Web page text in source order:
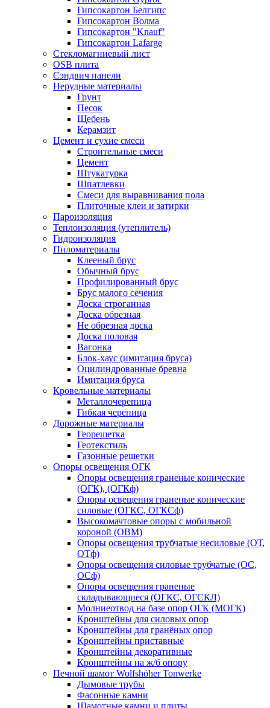
Гипсокартон Белгипс
Гипсокартон Волма
Гипсокартон "Knauf"
Гипсокартон Lafarge
Стекломагниевый лист
OSB плита
Сэндвич панели
Нерудные материалы
Грунт
Песок
Щебень
Керамзит
Цемент и сухие смеси
Строительные смеси
Цемент
Штукатурка
Шпатлевки
Смеси для выравнивания пола
Плиточные клеи и затирки
Пароизоляция
Теплоизоляция (утеплитель)
Гидроизоляция
Пиломатериалы
Клееный брус
Обычный брус
Профилированный брус
Брус малого сечения
Доска строганная
Доска обрезная
Не обрезная доска
Доска половая
Вагонка
Блок-хаус (имитация бруса)
Оцилиндрованные бревна
Имитация бруса
Кровельные материалы
Металлочерепица
Гибкая черепица
Дорожные материалы
Георешетка
Геотекстиль
Газонные решетки
Опоры освещения ОГК
Опоры освещения граненые конические
(ОГК), (ОГКф)
Опоры освещения граненые конические
силовые (ОГКС, ОГКСф)
Высокомачтовые опоры с мобильной
короной (ОВМ)
Опоры освещения трубчатые несиловые (ОТ,
ОТф)
Опоры освещения силовые трубчатые (ОС,
ОСф)
Опоры освещения граненые
складывающиеся (ОГКС, ОГСКЛ)
Молниеотвод на базе опор ОГК (МОГК)
Кронштейны для силовых опор
Кронштейны для гранёных опор
Кронштейны приставные
Кронштейны декоративные
Кронштейны на ж/б опору
Печной шамот Wolfshöher Tonwerke
Дымовые трубы
Фасонные камни
Шамотные камни и плиты